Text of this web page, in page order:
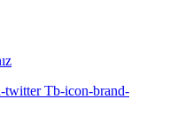
twitter Tb-icon-brand-